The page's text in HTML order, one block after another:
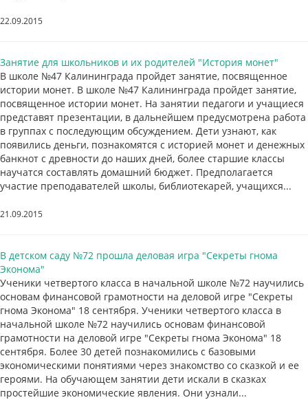
22.09.2015
Занятие для школьников и их родителей "История монет"
В школе №47 Калининграда пройдет занятие, посвященное
истории монет. В школе №47 Калининграда пройдет занятие,
посвященное истории монет. На занятии педагоги и учащиеся
представят презентации, в дальнейшем предусмотрена работа
в группах с последующим обсуждением. Дети узнают, как
появились деньги, познакомятся с историей монет и денежных
банкнот с древности до наших дней, более старшие классы
научатся составлять домашний бюджет. Предполагается
участие преподавателей школы, библиотекарей, учащихся...
21.09.2015
В детском саду №72 прошла деловая игра "Секреты гнома
Эконома"
Ученики четвертого класса в начальной школе №72 научились
основам финансовой грамотности на деловой игре "Секреты
гнома Эконома" 18 сентября. Ученики четвертого класса в
начальной школе №72 научились основам финансовой
грамотности на деловой игре "Секреты гнома Эконома" 18
сентября. Более 30 детей познакомились с базовыми
экономическими понятиями через знакомство со сказкой и ее
героями. На обучающем занятии дети искали в сказках
простейшие экономические явления. Они узнали...